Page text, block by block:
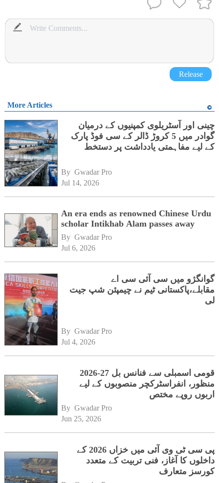
Release
More Articles
چینی اور آسٹریلوی کمپنیوں کے درمیان
گوادر میں 5 کروڑ ڈالر کے سی فوڈ پارک
کے لیے مفاہمتی یادداشت پر دستخط
By Gwadar Pro
Jul 14, 2026
An era ends as renowned Chinese Urdu
scholar Intikhab Alam passes away
By Gwadar Pro
Jul 6, 2026
گوانگژو میں سی آئی سی اے
مقابلے،پاکستانی ٹیم نے چیمپئن شپ جیت
لی
By Gwadar Pro
Jul 4, 2026
قومی اسمبلی سے فنانس بل 27-2026
منظور، انفراسٹرکچر منصوبوں کے لیے
اربوں روپے مختص
By Gwadar Pro
Jun 25, 2026
پی سی ٹی وی آئی میں خزاں 2026 کے
داخلوں کا آغاز، فنی تربیت کے متعدد
کورسز متعارف